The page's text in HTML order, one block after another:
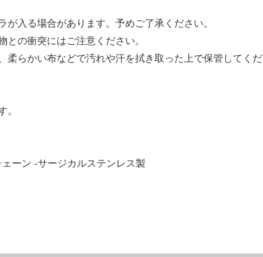
入る場合があります。予めご了承ください。
の衝突にはご注意ください。
柔らかい布などで汚れや汗を拭き取った上で保管してくだ
。
ーン -サージカルステンレス製